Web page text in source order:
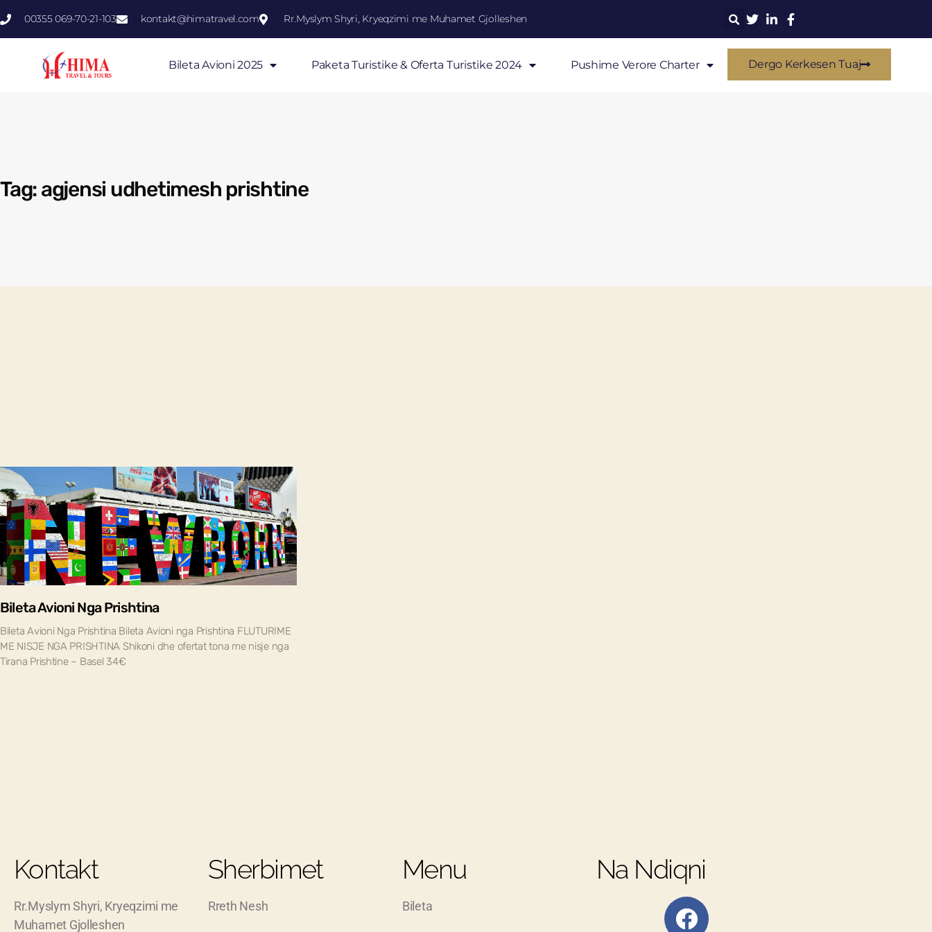
00355 069-70-21-103 kontakt@himatravel.com Rr.Myslym Shyri, Kryeqzimi me Muhamet Gjolleshen
Bileta Avioni 2025 Paketa Turistike & Oferta Turistike 2024 Pushime Verore Charter Dergo Kerkesen Tuaj
Tag: agjensi udhetimesh prishtine
Bileta Avioni Nga Prishtina
Bileta Avioni Nga Prishtina Bileta Avioni nga Prishtina FLUTURIME
ME NISJE NGA PRISHTINA Shikoni dhe ofertat tona me nisje nga
Tirana Prishtine – Basel 34€
Kontakt
Rr.Myslym Shyri, Kryeqzimi me
Muhamet Gjolleshen
Sherbimet
Rreth Nesh
Menu
Bileta
Na Ndiqni